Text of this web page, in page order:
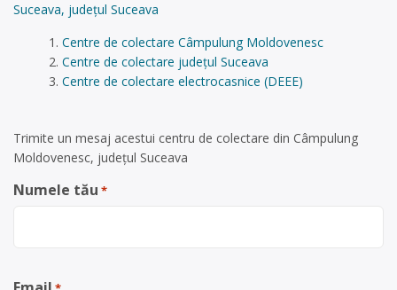
Suceava, județul Suceava
Centre de colectare Câmpulung Moldovenesc
Centre de colectare județul Suceava
Centre de colectare electrocasnice (DEEE)
Trimite un mesaj acestui centru de colectare din Câmpulung
Moldovenesc, județul Suceava
Numele tău *